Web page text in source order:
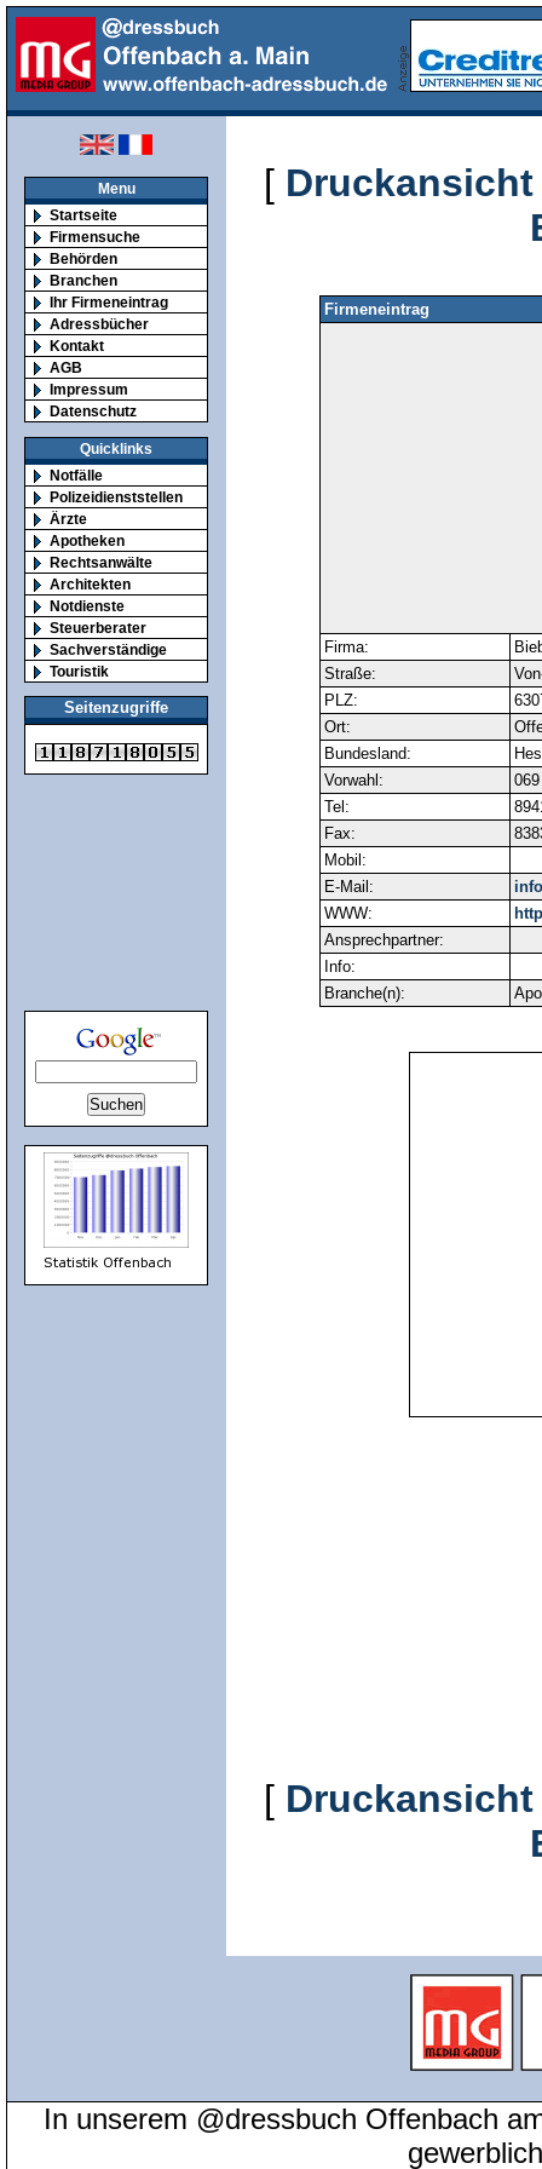
Menu
Startseite
Firmensuche
Behörden
Branchen
Ihr Firmeneintrag
Adressbücher
Kontakt
AGB
Impressum
Datenschutz
Quicklinks
Notfälle
Polizeidienststellen
Ärzte
Apotheken
Rechtsanwälte
Architekten
Notdienste
Steuerberater
Sachverständige
Touristik
Seitenzugriffe
[ Druckansicht
Firmeneintrag
Firma:
Straße:
PLZ:
Ort:
Bundesland:
Vorwahl:
069
Tel:
Fax:
Mobil:
E-Mail:
WWW:
Ansprechpartner:
Info:
Branche(n):
[ Druckansicht
In unserem @dressbuch Offenbach